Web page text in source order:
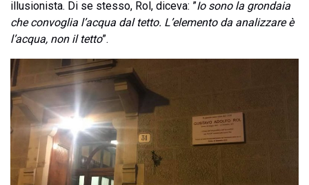
illusionista. Di se stesso, Rol, diceva: ”Io sono la grondaia
che convoglia l’acqua dal tetto. L’elemento da analizzare è
l’acqua, non il tetto”.